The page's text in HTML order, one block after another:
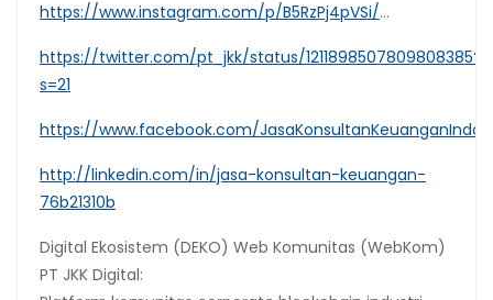
https://www.instagram.com/p/B5RzPj4pVSi/…
https://twitter.com/pt_jkk/status/1211898507809808385?
s=21
https://www.facebook.com/
http://linkedin.com/in/jasa-konsultan-keuangan-
76b21310b
Digital Ekosistem (DEKO) Web Komunitas (WebKom)
PT JKK Digital: